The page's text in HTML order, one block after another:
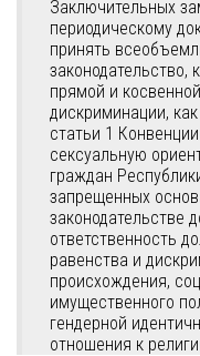
Заключительных
периодическому
принять
законодательство,
прямой и
дискриминации,
статьи 1
сексуальную
граждан
запрещенных
законодательстве
ответственность
равенства и
происхождения,
имущественного
гендерной
отношения к